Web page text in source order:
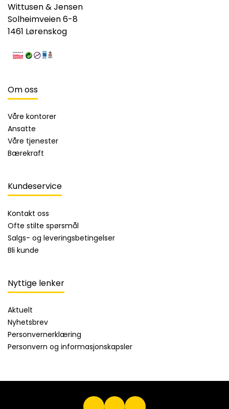
Wittusen & Jensen
Solheimveien 6-8
1461 Lørenskog
Om oss
Våre kontorer
Ansatte
Våre tjenester
Bærekraft
Kundeservice
Kontakt oss
Ofte stilte spørsmål
Salgs- og leveringsbetingelser
Bli kunde
Nyttige lenker
Aktuelt
Nyhetsbrev
Personvernerklæring
Personvern og informasjonskapsler